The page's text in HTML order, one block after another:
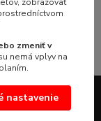
zmeniť v
nemá vplyv na
nastavenie